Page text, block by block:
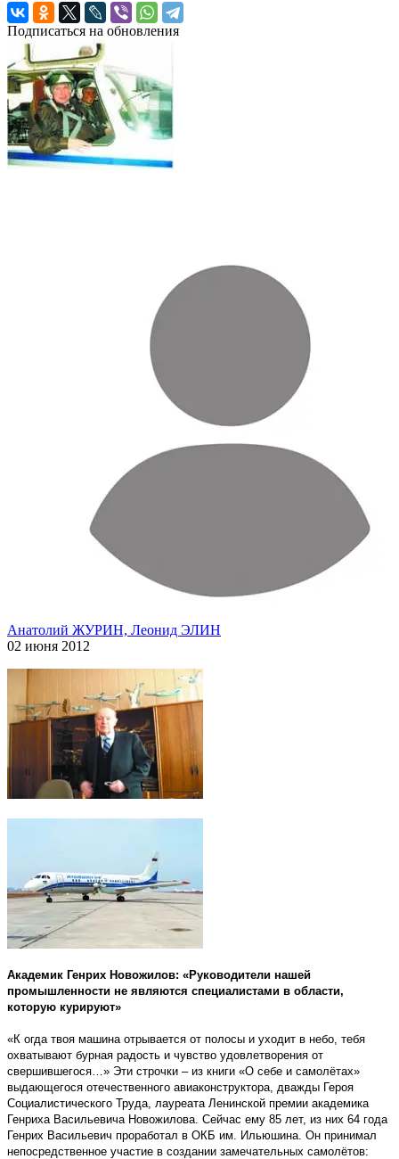
Подписаться на обновления
Анатолий ЖУРИН, Леонид ЭЛИН
02 июня 2012
Академик Генрих Новожилов: «Руководители нашей
промышленности не являются специалистами в области,
которую курируют»
«К огда твоя машина отрывается от полосы и уходит в небо, тебя
охватывают бурная радость и чувство удовлетворения от
свершившегося…» Эти строчки – из книги «О себе и самолётах»
выдающегося отечественного авиаконструктора, дважды Героя
Социалистического Труда, лауреата Ленинской премии академика
Генриха Васильевича Новожилова. Сейчас ему 85 лет, из них 64 года
Генрих Васильевич проработал в ОКБ им. Ильюшина. Он принимал
непосредственное участие в создании замечательных самолётов: